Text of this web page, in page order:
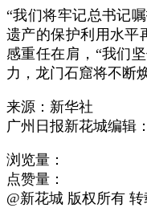
“我们将牢记总书记
遗产的保护利用水平
感重任在肩，“我们
力，龙门石窟将不断
来源：新华社
广州日报新花城编辑
浏览量：
点赞量：
@新花城 版权所有